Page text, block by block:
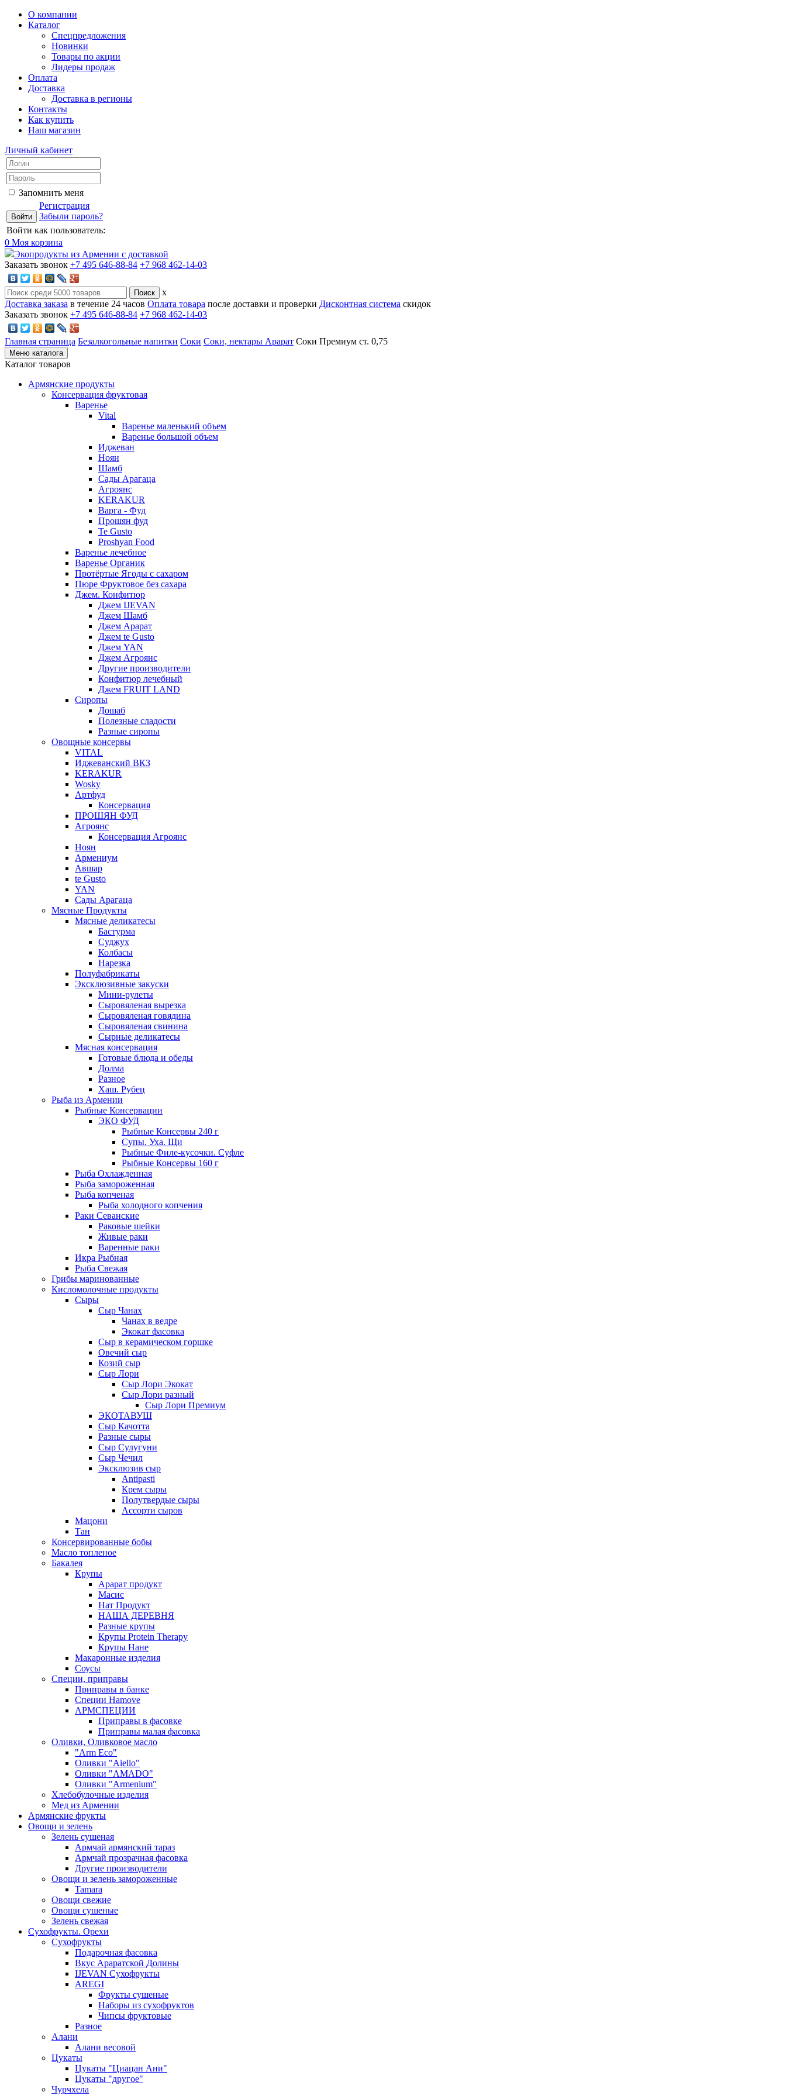
О компании
Каталог
Спецпредложения
Новинки
Товары по акции
Лидеры продаж
Оплата
Доставка
Доставка в регионы
Контакты
Как купить
Наш магазин
Личный кабинет
Запомнить меня
Регистрация
Забыли пароль?
Войти как пользователь:
0 Моя корзина
Экопродукты из Армении с доставкой
Заказать звонок +7 495 646-88-84 +7 968 462-14-03
x
Доставка заказа в течение 24 часов Оплата товара после доставки и проверки Дисконтная система скидок
Заказать звонок +7 495 646-88-84 +7 968 462-14-03
Главная страница Безалкогольные напитки Соки Соки, нектары Арарат Соки Премиум ст. 0,75
Меню каталога
Каталог товаров
Армянские продукты
Консервация фруктовая
Варенье
Vital
Варенье маленький объем
Варенье большой объем
Иджеван
Ноян
Шамб
Сады Арагаца
Агроянс
KERAKUR
Варга - Фуд
Прошян фуд
Te Gusto
Proshyan Food
Варенье лечебное
Варенье Органик
Протёртые Ягоды с сахаром
Пюре Фруктовое без сахара
Джем. Конфитюр
Джем IJEVAN
Джем Шамб
Джем Арарат
Джем te Gusto
Джем YAN
Джем Агроянс
Другие производители
Конфитюр лечебный
Джем FRUIT LAND
Сиропы
Дошаб
Полезные сладости
Разные сиропы
Овощные консервы
VITAL
Иджеванский ВКЗ
KERAKUR
Wosky
Артфуд
Консервация
ПРОШЯН ФУД
Агроянс
Консервация Агроянс
Ноян
Армениум
Авшар
te Gusto
YAN
Сады Арагаца
Мясные Продукты
Мясные деликатесы
Бастурма
Суджух
Колбасы
Нарезка
Полуфабрикаты
Эксклюзивные закуски
Мини-рулеты
Сыровяленая вырезка
Сыровяленая говядина
Сыровяленая свинина
Сырные деликатесы
Мясная консервация
Готовые блюда и обеды
Долма
Разное
Хаш. Рубец
Рыба из Армении
Рыбные Консервации
ЭКО ФУД
Рыбные Консервы 240 г
Супы. Уха. Щи
Рыбные Филе-кусочки. Суфле
Рыбные Консервы 160 г
Рыба Охлажденная
Рыба замороженная
Рыба копченая
Рыба холодного копчения
Раки Севанские
Раковые шейки
Живые раки
Варенные раки
Икра Рыбная
Рыба Свежая
Грибы маринованные
Кисломолочные продукты
Сыры
Сыр Чанах
Чанах в ведре
Экокат фасовка
Сыр в керамическом горшке
Овечий сыр
Козий сыр
Сыр Лори
Сыр Лори Экокат
Сыр Лори разный
Сыр Лори Премиум
ЭКОТАВУШ
Сыр Качотта
Разные сыры
Сыр Сулугуни
Сыр Чечил
Эксклюзив сыр
Antipasti
Крем сыры
Полутвердые сыры
Ассорти сыров
Мацони
Тан
Консервированные бобы
Масло топленое
Бакалея
Крупы
Арарат продукт
Масис
Нат Продукт
НАША ДЕРЕВНЯ
Разные крупы
Крупы Protein Therapy
Крупы Нане
Макаронные изделия
Соусы
Специи, приправы
Приправы в банке
Специи Hamove
АРМСПЕЦИИ
Приправы в фасовке
Приправы малая фасовка
Оливки, Оливковое масло
"Arm Eco"
Оливки "Aiello"
Оливки "AMADO"
Оливки "Armenium"
Хлебобулочные изделия
Мед из Армении
Армянские фрукты
Овощи и зелень
Зелень сушеная
Армчай армянский тараз
Армчай прозрачная фасовка
Другие производители
Овощи и зелень замороженные
Tamara
Овощи свежие
Овощи сушеные
Зелень свежая
Сухофрукты. Орехи
Сухофрукты
Подарочная фасовка
Вкус Араратской Долины
IJEVAN Сухофрукты
AREGI
Фрукты сушеные
Наборы из сухофруктов
Чипсы фруктовые
Разное
Алани
Алани весовой
Цукаты
Цукаты "Циацан Ани"
Цукаты "другое"
Чурчхела